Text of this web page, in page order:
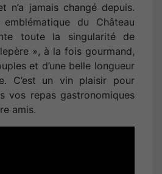
n’a jamais changé depuis.
du Château
toute la singularité de
», à la fois gourmand,
et d’une belle longueur
C’est un vin plaisir pour
vos repas gastronomiques
amis.